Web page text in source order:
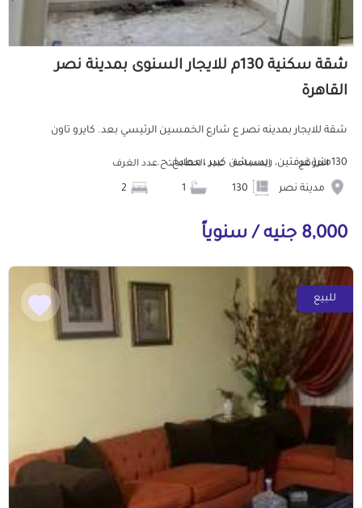
شقة سكنية 130م للايجار السنوى بمدينة نصر
القاهرة
شقة للايجار بمدينه نصر ع شارع الخمسين الرئيسي بعد. كايرو تاون
130متر( غرفتين، ريسبشن كبير ، مطبخ، ح... الموقع
مدينة نصر
المساحة عدد الحمامات عدد الغرف
8,000 جنيه / سنوياً
للبيع